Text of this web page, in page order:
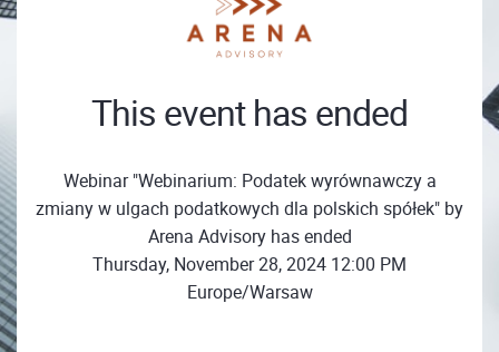
This event has ended
Webinar "Webinarium: Podatek wyrównawczy a
zmiany w ulgach podatkowych dla polskich spółek" by
Arena Advisory has ended
Thursday, November 28, 2024 12:00 PM
Europe/Warsaw